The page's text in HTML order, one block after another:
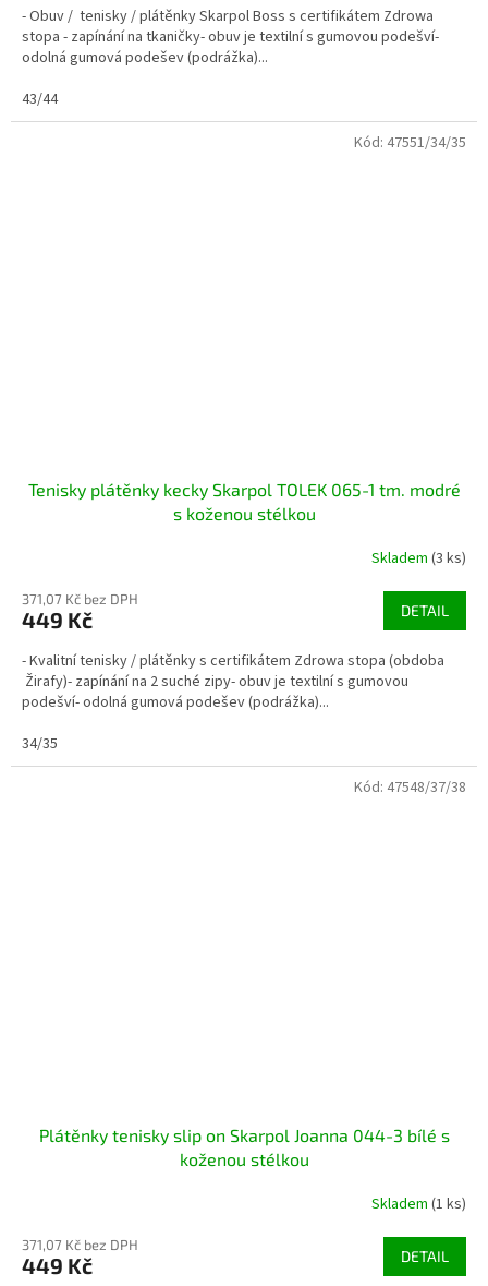
- Obuv / tenisky / plátěnky Skarpol Boss s certifikátem Zdrowa
stopa - zapínání na tkaničky- obuv je textilní s gumovou podešví-
odolná gumová podešev (podrážka)...
43/44
Tenisky plátěnky kecky Skarpol TOLEK 065-1 tm. modré
s koženou stélkou
Skladem (3 ks)
371,07 Kč bez DPH
449 Kč DETAIL
- Kvalitní tenisky / plátěnky s certifikátem Zdrowa stopa (obdoba
Žirafy)- zapínání na 2 suché zipy- obuv je textilní s gumovou
podešví- odolná gumová podešev (podrážka)...
34/35
Kód: 47551/34/35
Plátěnky tenisky slip on Skarpol Joanna 044-3 bílé s
koženou stélkou
Skladem (1 ks)
371,07 Kč bez DPH
449 Kč DETAIL
Kód: 47548/37/38